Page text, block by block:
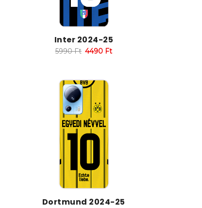
Inter 2024-25
5990Ft 4490 Ft
Dortmund 2024-25